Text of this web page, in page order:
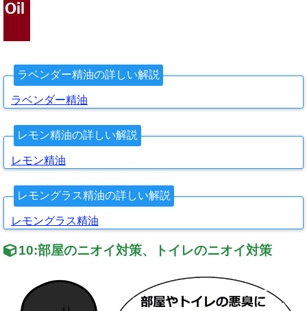
ラベンダー精油の詳しい解説
ラベンダー精油
レモン精油の詳しい解説
レモン精油
レモングラス精油の詳しい解説
レモングラス精油
10:部屋のニオイ対策、トイレのニオイ対策